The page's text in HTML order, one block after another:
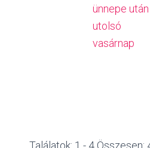
ünnepe után
utolsó
vasárnap
Találatok: 1 - 4 Összesen: